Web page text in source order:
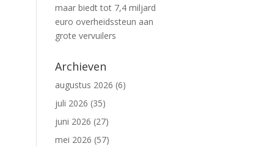
maar biedt tot 7,4 miljard
euro overheidssteun aan
grote vervuilers
Archieven
augustus 2026 (6)
juli 2026 (35)
juni 2026 (27)
mei 2026 (57)